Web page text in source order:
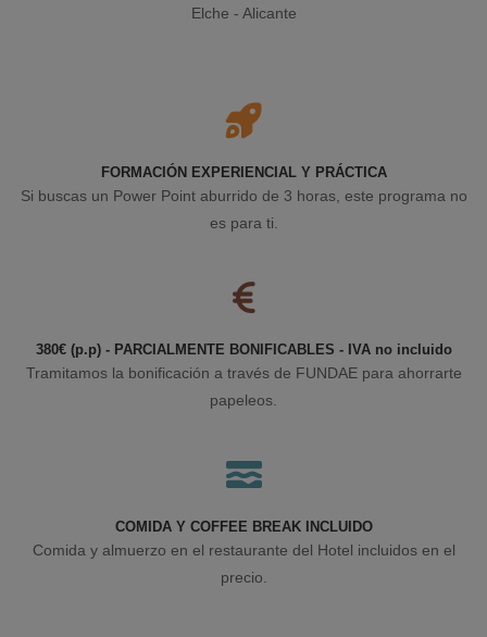
Elche - Alicante
FORMACIÓN EXPERIENCIAL Y PRÁCTICA
Si buscas un Power Point aburrido de 3 horas, este programa no
es para ti.
380€ (p.p) - PARCIALMENTE BONIFICABLES - IVA no incluido
Tramitamos la bonificación a través de FUNDAE para ahorrarte
papeleos.
COMIDA Y COFFEE BREAK INCLUIDO
Comida y almuerzo en el restaurante del Hotel incluidos en el
precio.